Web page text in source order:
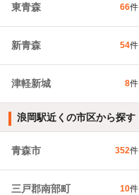
東青森 66件
新青森 54件
津軽新城 8件
浪岡駅近くの市区から探す
青森市 352件
三戸郡南部町 10件